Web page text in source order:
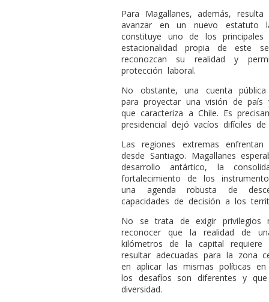
Para Magallanes, además,
avanzar en un nuevo estatuto
constituye uno de los
estacionalidad propia de este
reconozcan su realidad y
protección laboral.
No obstante, una cuenta
para proyectar una visión de país
que caracteriza a Chile. Es
presidencial dejó vacíos difíciles de
Las regiones extremas
desde Santiago. Magallanes
desarrollo antártico, la
fortalecimiento de los
una agenda robusta de
capacidades de decisión a los
No se trata de exigir privilegios
reconocer que la realidad de
kilómetros de la capital requiere
resultar adecuadas para la zona
en aplicar las mismas políticas
los desafíos son diferentes y
diversidad.